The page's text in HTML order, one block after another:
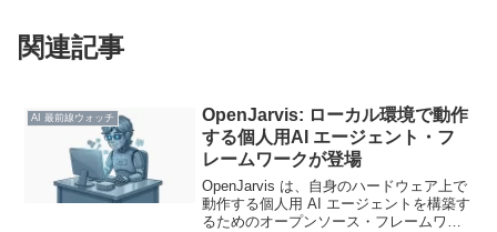
関連記事
AI 最前線ウォッチ
OpenJarvis: ローカル環境で動作
する個人用AI エージェント・フ
レームワークが登場
OpenJarvis は、自身のハードウェア上で
動作する個人用 AI エージェントを構築す
るためのオープンソース・フレームワー